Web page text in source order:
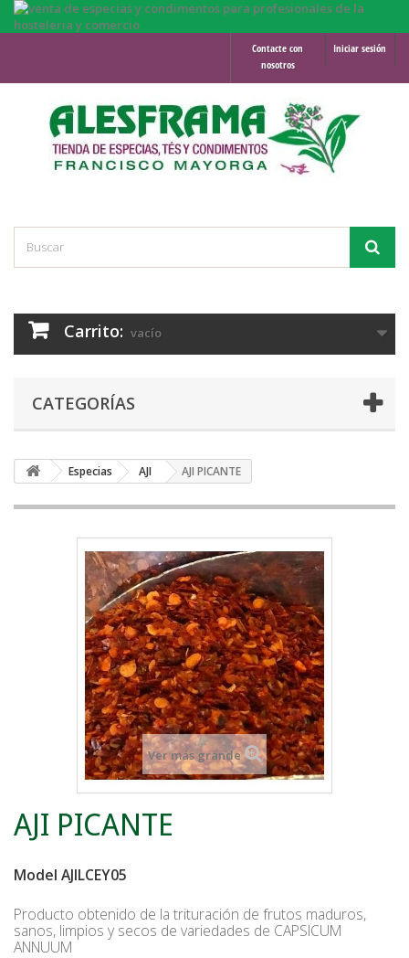
Iniciar sesión
Contacte con
nosotros
Carrito: vacío
CATEGORÍAS
Especias AJI AJI PICANTE
Ver más grande
AJI PICANTE
Model AJILCEY05
Producto obtenido de la trituración de frutos maduros,
sanos, limpios y secos de variedades de CAPSICUM
ANNUUM